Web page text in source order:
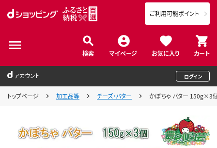
検索 マイページ お気に入り カート
ご利用可能ポイント
アカウント ログイン
トップページ 加工品等 チーズ・バター かぼちゃ バター 150g×3